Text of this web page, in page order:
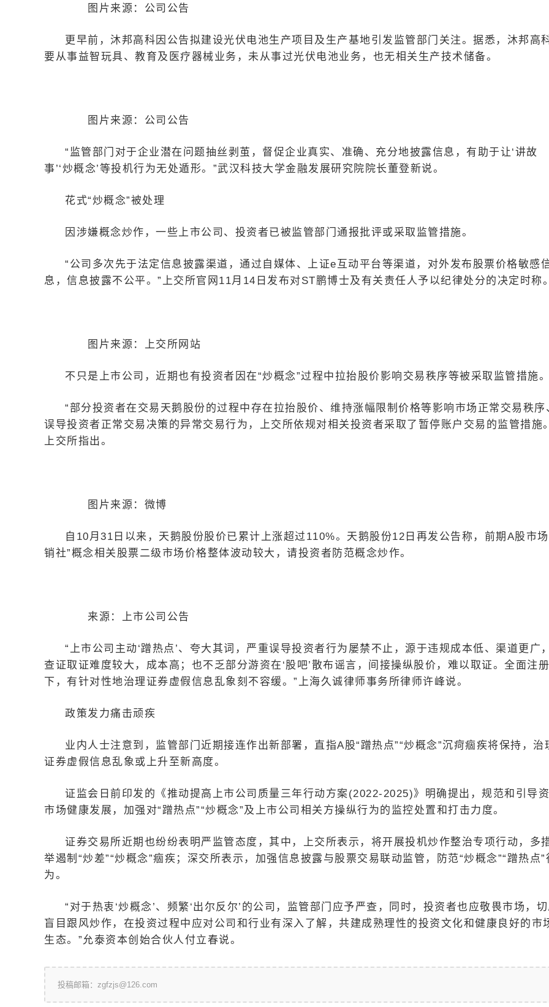
图片来源：公司公告
更早前，沐邦高科因公告拟建设光伏电池生产项目及生产基地引发监管部门关注。据悉，沐邦高
要从事益智玩具、教育及医疗器械业务，未从事过光伏电池业务，也无相关生产技术储备。
图片来源：公司公告
“监管部门对于企业潜在问题抽丝剥茧，督促企业真实、准确、充分地披露信息，有助于让‘讲故
事’‘炒概念’等投机行为无处遁形。”武汉科技大学金融发展研究院院长董登新说。
花式“炒概念”被处理
因涉嫌概念炒作，一些上市公司、投资者已被监管部门通报批评或采取监管措施。
“公司多次先于法定信息披露渠道，通过自媒体、上证e互动平台等渠道，对外发布股票价格敏感
息，信息披露不公平。”上交所官网11月14日发布对ST鹏博士及有关责任人予以纪律处分的决定时称。
图片来源：上交所网站
不只是上市公司，近期也有投资者因在“炒概念”过程中拉抬股价影响交易秩序等被采取监管措施。
“部分投资者在交易天鹅股份的过程中存在拉抬股价、维持涨幅限制价格等影响市场正常交易秩序
误导投资者正常交易决策的异常交易行为，上交所依规对相关投资者采取了暂停账户交易的监管措施
上交所指出。
图片来源：微博
自10月31日以来，天鹅股份股价已累计上涨超过110%。天鹅股份12日再发公告称，前期A股市场
销社”概念相关股票二级市场价格整体波动较大，请投资者防范概念炒作。
来源：上市公司公告
“上市公司主动‘蹭热点’、夸大其词，严重误导投资者行为屡禁不止，源于违规成本低、渠道更广
查证取证难度较大，成本高；也不乏部分游资在‘股吧’散布谣言，间接操纵股价，难以取证。全面注册
下，有针对性地治理证券虚假信息乱象刻不容缓。”上海久诚律师事务所律师许峰说。
政策发力痛击顽疾
业内人士注意到，监管部门近期接连作出新部署，直指A股“蹭热点”“炒概念”沉疴痼疾将保持，治
证券虚假信息乱象或上升至新高度。
证监会日前印发的《推动提高上市公司质量三年行动方案(2022-2025)》明确提出，规范和引导
市场健康发展，加强对“蹭热点”“炒概念”及上市公司相关方操纵行为的监控处置和打击力度。
证券交易所近期也纷纷表明严监管态度，其中，上交所表示，将开展投机炒作整治专项行动，多
举遏制“炒差”“炒概念”痼疾；深交所表示，加强信息披露与股票交易联动监管，防范“炒概念”“蹭热点”
为。
“对于热衷‘炒概念’、频繁‘出尔反尔’的公司，监管部门应予严查，同时，投资者也应敬畏市场，切
盲目跟风炒作，在投资过程中应对公司和行业有深入了解，共建成熟理性的投资文化和健康良好的市
生态。”允泰资本创始合伙人付立春说。
投稿邮箱：zgfzjs@126.com